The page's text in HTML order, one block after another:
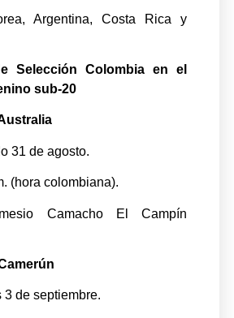
Argentina, Costa Rica y
Selección Colombia en el
sub-20
31 de agosto.
(hora colombiana).
Camacho El Campín
3 de septiembre.